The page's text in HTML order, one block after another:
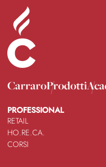
CarraroProdotti
PROFESSIONAL
RETAIL
HO.RE.CA.
CORSI